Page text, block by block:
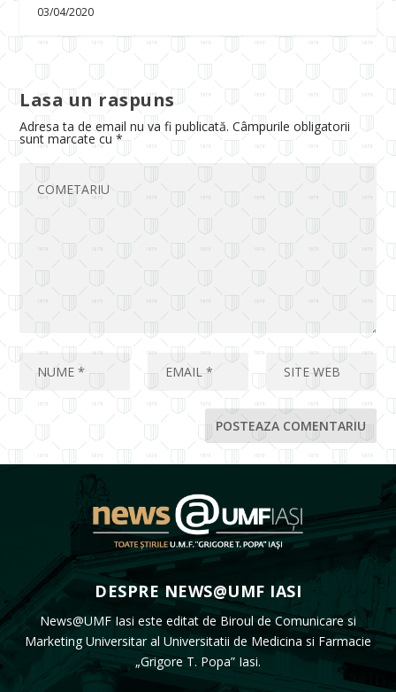
03/04/2020
Lasa un raspuns
Adresa ta de email nu va fi publicată. Câmpurile obligatorii
sunt marcate cu*
DESPRE NEWS@UMF IASI
News@UMF Iasi este editat de Biroul de Comunicare si
Marketing Universitar al Universitatii de Medicina si Farmacie
„Grigore T. Popa” Iasi.